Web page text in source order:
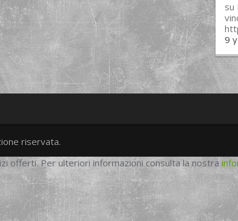
su
9
twittergoogleplus
facebook
riservata.
offerti. Per ulteriori informazioni consulta la nostra